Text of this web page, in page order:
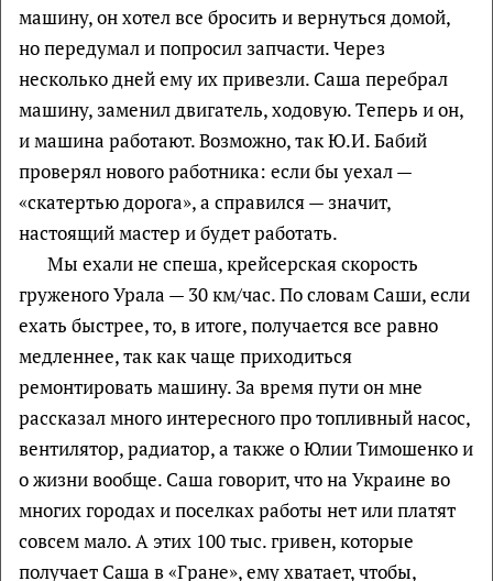
машину, он хотел все бросить и вернуться домой,
но передумал и попросил запчасти. Через
несколько дней ему их привезли. Саша перебрал
машину, заменил двигатель, ходовую. Теперь и он,
и машина работают. Возможно, так Ю.И. Бабий
проверял нового работника: если бы уехал —
«скатертью дорога», а справился — значит,
настоящий мастер и будет работать.
Мы ехали не спеша, крейсерская скорость
груженого Урала — 30 км/час. По словам Саши, если
ехать быстрее, то, в итоге, получается все равно
медленнее, так как чаще приходиться
ремонтировать машину. За время пути он мне
рассказал много интересного про топливный насос,
вентилятор, радиатор, а также о Юлии Тимошенко и
о жизни вообще. Саша говорит, что на Украине во
многих городах и поселках работы нет или платят
совсем мало. А этих 100 тыс. гривен, которые
получает Саша в «Гране», ему хватает, чтобы,